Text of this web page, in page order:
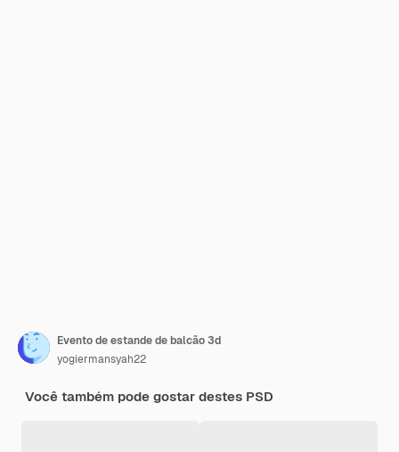
Evento de estande de balcão 3d
yogiermansyah22
Você também pode gostar destes PSD